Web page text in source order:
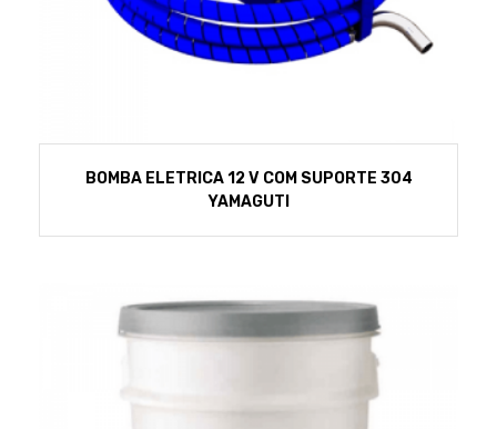
BOMBA ELETRICA 12 V COM SUPORTE 304
YAMAGUTI